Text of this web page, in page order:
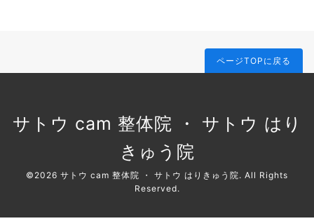
ページTOPに戻る
サトウ cam 整体院 ・ サトウ はり
きゅう院
©2026 サトウ cam 整体院 ・ サトウ はりきゅう院. All Rights
Reserved.